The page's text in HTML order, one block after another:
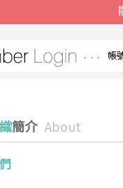
帳
簡介 About